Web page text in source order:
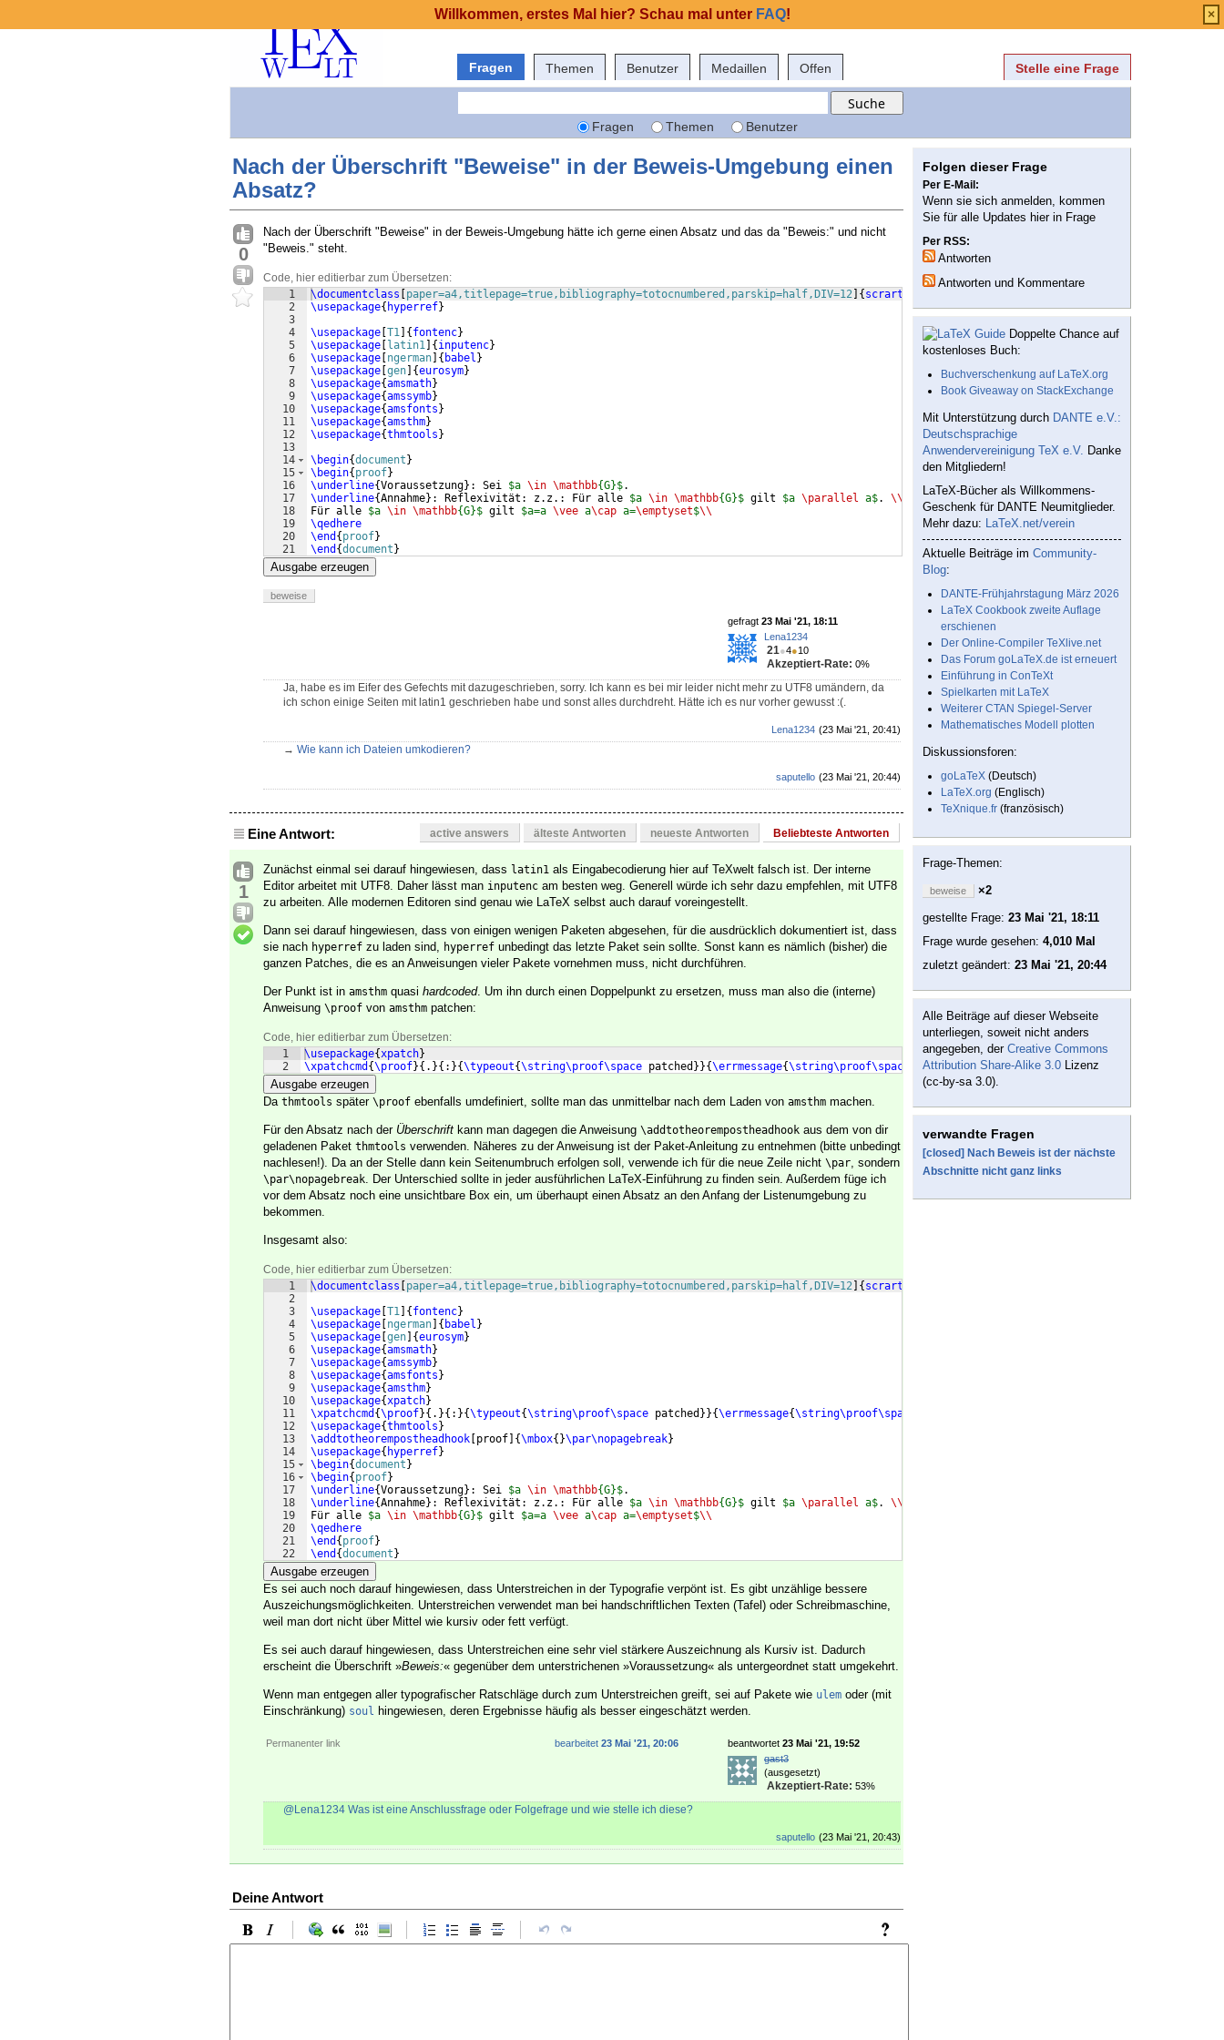
Fragen Themen Benutzer Medaillen Offen Stelle eine Frage
Fragen Themen Benutzer
Nach der Überschrift "Beweise" in der Beweis-Umgebung einen
Absatz?
0
Nach der Überschrift "Beweise" in der Beweis-Umgebung hätte ich gerne einen Absatz und das da "Beweis:" und nicht
"Beweis." steht.
Code, hier editierbar zum Übersetzen:
1
2
3
4
5
6
7
8
9
10
11
12
13
14
15
16
17
18
19
20
21
\documentclass paper=a4,titlepage=true,bibliography=totocnumbered,parskip=half,DIV=12 { scrartcl
\usepackage{ hyperref}
\usepackage T1 { fontenc}
\usepackage
latin1 { inputenc}
\usepackage ngerman { babel }
\usepackage gen {eurosym}
\usepackage{amsmath}
\usepackage{amssymb}
\usepackage{amsfonts }
\usepackage{amsthm}
\usepackage{thmtools }
\begin{document }
\begin{ proof}
\underline{Voraussetzung} : Sei $a \in \mathbb{G}$.
\underline{Annahme} : Reflexivität: z.z.: Für alle $a \in \mathbb{G}$ gilt $a \parallel a$. \\
Für alle $a \in \mathbb{G}$ gilt $a=a \vee a\cap a=\emptyset$\\
\qedhere
\end { proof}
\end {document }
Ausgabe erzeugen
beweise
gefragt 23 Mai '21, 18:11
Lena1234
21●4●10
Akzeptiert-Rate: 0%
Ja, habe es im Eifer des Gefechts mit dazugeschrieben, sorry. Ich kann es bei mir leider nicht mehr zu UTF8 umändern, da
ich schon einige Seiten mit latin1 geschrieben habe und sonst alles durchdreht. Hätte ich es nur vorher gewusst :(.
(23 Mai '21, 20:41)
Lena1234
→ Wie kann ich Dateien umkodieren?
(23 Mai '21, 20:44)
saputello
Eine Antwort: active answers älteste Antworten neueste Antworten Beliebteste Antworten
1
Zunächst einmal sei darauf hingewiesen, dass latin1 als Eingabecodierung hier auf TeXwelt falsch ist. Der interne
Editor arbeitet mit UTF8. Daher lässt man inputenc am besten weg. Generell würde ich sehr dazu empfehlen, mit UTF8
zu arbeiten. Alle modernen Editoren sind genau wie LaTeX selbst auch darauf voreingestellt.
Dann sei darauf hingewiesen, dass von einigen wenigen Paketen abgesehen, für die ausdrücklich dokumentiert ist, dass
sie nach hyperref zu laden sind, hyperref unbedingt das letzte Paket sein sollte. Sonst kann es nämlich (bisher) die
ganzen Patches, die es an Anweisungen vieler Pakete vornehmen muss, nicht durchführen.
Der Punkt ist in amsthm quasi hardcoded. Um ihn durch einen Doppelpunkt zu ersetzen, muss man also die (interne)
Anweisung \proof von amsthm patchen:
Code, hier editierbar zum Übersetzen:
1
2
\usepackage{xpatch}
\xpatchcmd {\proof}{ . }{ : }{\typeout{\string\proof\space patched }}{\errmessage{\string\proof\space patch failed!}}
Ausgabe erzeugen
Da thmtools später \proof ebenfalls umdefiniert, sollte man das unmittelbar nach dem Laden von amsthm machen.
Für den Absatz nach der Überschrift kann man dagegen die Anweisung \addtotheorempostheadhook aus dem von dir
geladenen Paket thmtools verwenden. Näheres zu der Anweisung ist der Paket-Anleitung zu entnehmen (bitte unbedingt
nachlesen!). Da an der Stelle dann kein Seitenumbruch erfolgen soll, verwende ich für die neue Zeile nicht \par, sondern
\par\nopagebreak. Der Unterschied sollte in jeder ausführlichen LaTeX-Einführung zu finden sein. Außerdem füge ich
vor dem Absatz noch eine unsichtbare Box ein, um überhaupt einen Absatz an den Anfang der Listenumgebung zu
bekommen.
Insgesamt also:
Code, hier editierbar zum Übersetzen:
1
2
3
4
5
6
7
8
9
10
11
12
13
14
15
16
17
18
19
20
21
22
\documentclass paper=a4,titlepage=true,bibliography=totocnumbered,parskip=half,DIV=12 { scrartcl
\usepackage T1 { fontenc}
\usepackage ngerman { babel }
\usepackage gen {eurosym}
\usepackage{amsmath}
\usepackage{amssymb}
\usepackage{amsfonts }
\usepackage{amsthm}
\usepackage{xpatch}
\xpatchcmd {\proof}{ . }{ : }{\typeout{\string\proof\space patched }}{\errmessage{\string\proof\space
\usepackage{thmtools }
\addtotheorempostheadhook proof {\mbox{ }\par\nopagebreak}
\usepackage{ hyperref}
\begin{document }
\begin{ proof}
\underline{Voraussetzung} : Sei $a \in \mathbb{G}$.
\underline{Annahme} : Reflexivität: z.z.: Für alle $a \in \mathbb{G}$ gilt $a \parallel a$. \\
Für alle $a \in \mathbb{G}$ gilt $a=a \vee a\cap a=\emptyset$\\
\qedhere
\end { proof}
\end {document }
Ausgabe erzeugen
Es sei auch noch darauf hingewiesen, dass Unterstreichen in der Typografie verpönt ist. Es gibt unzählige bessere
Auszeichungsmöglichkeiten. Unterstreichen verwendet man bei handschriftlichen Texten (Tafel) oder Schreibmaschine,
weil man dort nicht über Mittel wie kursiv oder fett verfügt.
Es sei auch darauf hingewiesen, dass Unterstreichen eine sehr viel stärkere Auszeichnung als Kursiv ist. Dadurch
erscheint die Überschrift »Beweis:« gegenüber dem unterstrichenen »Voraussetzung« als untergeordnet statt umgekehrt.
Wenn man entgegen aller typografischer Ratschläge durch zum Unterstreichen greift, sei auf Pakete wie ulem oder (mit
Einschränkung) soul hingewiesen, deren Ergebnisse häufig als besser eingeschätzt werden.
Permanenter link beantwortet 23 Mai '21, 19:52
gast3
(ausgesetzt)
Akzeptiert-Rate: 53%
bearbeitet 23 Mai '21, 20:06
@Lena1234 Was ist eine Anschlussfrage oder Folgefrage und wie stelle ich diese?
(23 Mai '21, 20:43)
saputello
Deine Antwort
Folgen dieser Frage
Per E-Mail:
Wenn sie sich anmelden, kommen
Sie für alle Updates hier in Frage
Per RSS:
Antworten
Antworten und Kommentare
Doppelte Chance auf
kostenloses Buch:
Buchverschenkung auf LaTeX.org
Book Giveaway on StackExchange
Mit Unterstützung durch DANTE e.V.:
Deutschsprachige
Anwendervereinigung TeX e.V. Danke
den Mitgliedern!
LaTeX-Bücher als Willkommens-
Geschenk für DANTE Neumitglieder.
Mehr dazu: LaTeX.net/verein
Aktuelle Beiträge im Community-
Blog:
DANTE-Frühjahrstagung März 2026
LaTeX Cookbook zweite Auflage
erschienen
Der Online-Compiler TeXlive.net
Das Forum goLaTeX.de ist erneuert
Einführung in ConTeXt
Spielkarten mit LaTeX
Weiterer CTAN Spiegel-Server
Mathematisches Modell plotten
Diskussionsforen:
goLaTeX (Deutsch)
LaTeX.org (Englisch)
TeXnique.fr (französisch)
Frage-Themen:
beweise
×2
gestellte Frage: 23 Mai '21, 18:11
Frage wurde gesehen: 4,010 Mal
zuletzt geändert: 23 Mai '21, 20:44
Alle Beiträge auf dieser Webseite
unterliegen, soweit nicht anders
angegeben, der Creative Commons
Attribution Share-Alike 3.0 Lizenz
(cc-by-sa 3.0).
verwandte Fragen
[closed] Nach Beweis ist der nächste
Abschnitte nicht ganz links
Willkommen, erstes Mal hier? Schau mal unter FAQ! ×